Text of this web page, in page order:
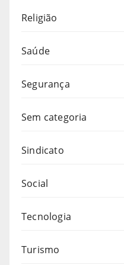
Religião
Saúde
Segurança
Sem categoria
Sindicato
Social
Tecnologia
Turismo